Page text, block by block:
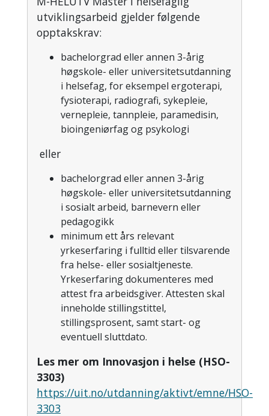
utviklingsarbeid gjelder følgende
opptakskrav:
bachelorgrad eller annen 3-årig
høgskole- eller universitetsutdanning
i helsefag, for eksempel ergoterapi,
fysioterapi, radiografi, sykepleie,
vernepleie, tannpleie, paramedisin,
bioingeniørfag og psykologi
eller
bachelorgrad eller annen 3-årig
høgskole- eller universitetsutdanning
i sosialt arbeid, barnevern eller
pedagogikk
minimum ett års relevant
yrkeserfaring i fulltid eller tilsvarende
fra helse- eller sosialtjeneste.
Yrkeserfaring dokumenteres med
attest fra arbeidsgiver. Attesten skal
inneholde stillingstittel,
stillingsprosent, samt start- og
eventuell sluttdato.
Les mer om Innovasjon i helse (HSO-
3303)
https://uit.no/utdanning/aktivt/emne/HSO-
3303